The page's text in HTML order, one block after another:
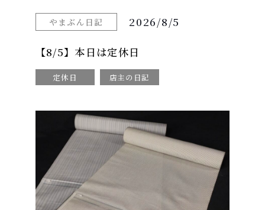
やまぶん日記 2026/8/5
【8/5】本日は定休日
定休日 店主の日記